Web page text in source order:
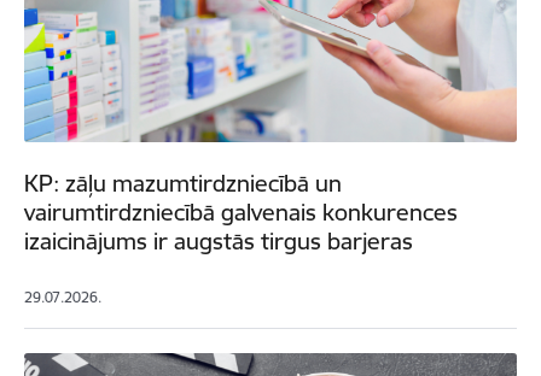
KP: zāļu mazumtirdzniecībā un
vairumtirdzniecībā galvenais konkurences
izaicinājums ir augstās tirgus barjeras
29.07.2026.